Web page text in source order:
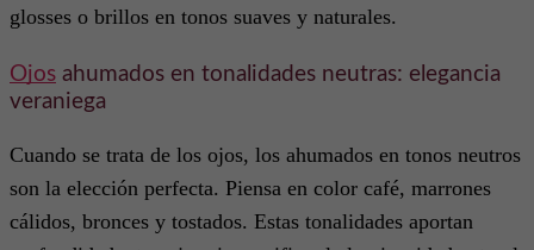
glosses o brillos en tonos suaves y naturales.
Ojos ahumados en tonalidades neutras: elegancia
veraniega
Cuando se trata de los ojos, los ahumados en tonos neutros
son la elección perfecta. Piensa en color café, marrones
cálidos, bronces y tostados. Estas tonalidades aportan